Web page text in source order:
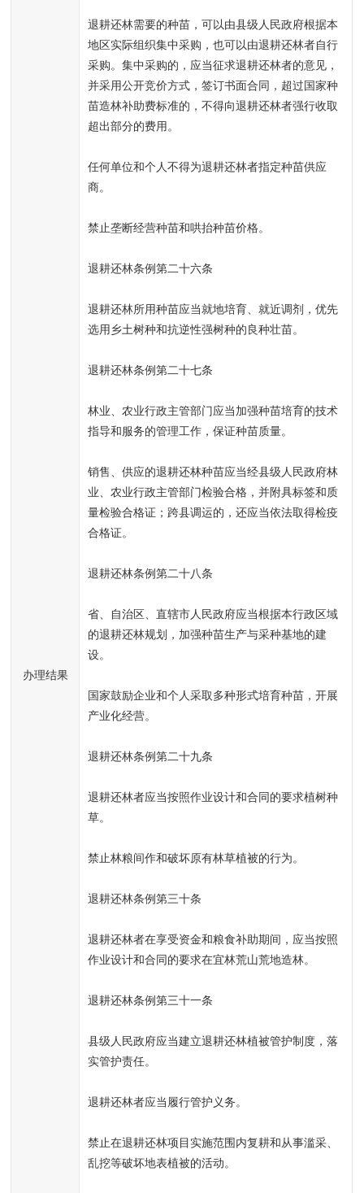
办理结果
退耕还林需要的种苗，可以由县级人民政府根据本
地区实际组织集中采购，也可以由退耕还林者自行
采购。集中采购的，应当征求退耕还林者的意见，
并采用公开竞价方式，签订书面合同，超过国家种
苗造林补助费标准的，不得向退耕还林者强行收取
超出部分的费用。
任何单位和个人不得为退耕还林者指定种苗供应
商。
禁止垄断经营种苗和哄抬种苗价格。
退耕还林条例第二十六条
退耕还林所用种苗应当就地培育、就近调剂，优先
选用乡土树种和抗逆性强树种的良种壮苗。
退耕还林条例第二十七条
林业、农业行政主管部门应当加强种苗培育的技术
指导和服务的管理工作，保证种苗质量。
销售、供应的退耕还林种苗应当经县级人民政府林
业、农业行政主管部门检验合格，并附具标签和质
量检验合格证；跨县调运的，还应当依法取得检疫
合格证。
退耕还林条例第二十八条
省、自治区、直辖市人民政府应当根据本行政区域
的退耕还林规划，加强种苗生产与采种基地的建
设。
国家鼓励企业和个人采取多种形式培育种苗，开展
产业化经营。
退耕还林条例第二十九条
退耕还林者应当按照作业设计和合同的要求植树种
草。
禁止林粮间作和破坏原有林草植被的行为。
退耕还林条例第三十条
退耕还林者在享受资金和粮食补助期间，应当按照
作业设计和合同的要求在宜林荒山荒地造林。
退耕还林条例第三十一条
县级人民政府应当建立退耕还林植被管护制度，落
实管护责任。
退耕还林者应当履行管护义务。
禁止在退耕还林项目实施范围内复耕和从事滥采、
乱挖等破坏地表植被的活动。